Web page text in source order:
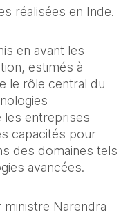
réalisées en Inde.
en avant les
estimés à
le rôle central du
les entreprises
capacités pour
des domaines tels
avancées.
ministre Narendra